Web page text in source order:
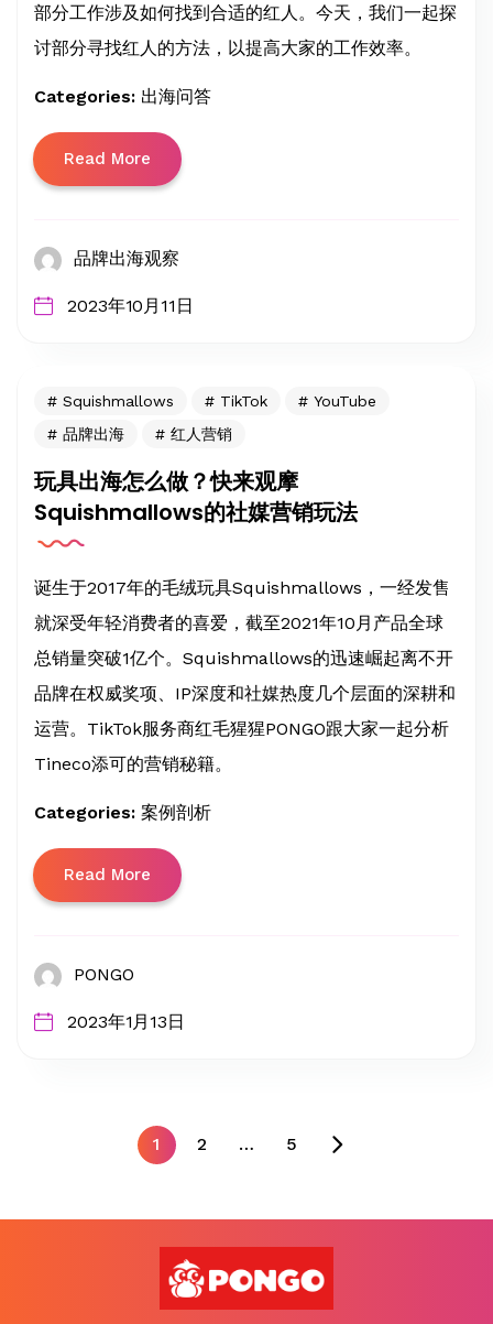
部分工作涉及如何找到合适的红人。今天，我们一起探
讨部分寻找红人的方法，以提高大家的工作效率。
Categories: 出海问答
Read More
品牌出海观察
2023年10月11日
Squishmallows TikTok
YouTube
品牌出海
红人营销
玩具出海怎么做？快来观摩
Squishmallows的社媒营销玩法
诞生于2017年的毛绒玩具Squishmallows，一经发售
就深受年轻消费者的喜爱，截至2021年10月产品全球
总销量突破1亿个。Squishmallows的迅速崛起离不开
品牌在权威奖项、IP深度和社媒热度几个层面的深耕和
运营。TikTok服务商红毛猩猩PONGO跟大家一起分析
Tineco添可的营销秘籍。
Categories: 案例剖析
Read More
PONGO
2023年1月13日
1 2 … 5